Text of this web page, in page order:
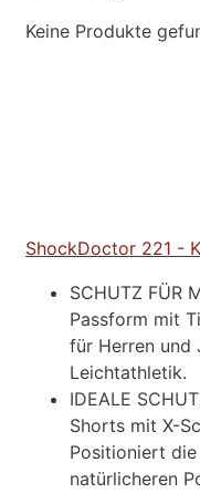
Keine Produkte
ShockDoctor 221 -
SCHUTZ FÜR
Passform mit
für Herren und
Leichtathletik.
IDEALE
Shorts mit X-
Positioniert
natürlicheren